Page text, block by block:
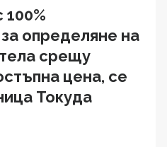
100%
определяне на
срещу
цена, се
Токуда